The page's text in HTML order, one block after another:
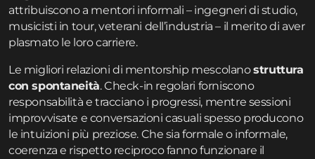
attribuiscono a mentori informali – ingegneri di studio,
musicisti in tour, veterani dell’industria – il merito di aver
plasmato le loro carriere.
Le migliori relazioni di mentorship mescolanostruttura
con spontaneità. Check-in regolari forniscono
responsabilità e tracciano i progressi, mentre sessioni
improvvisate e conversazioni casuali spesso producono
le intuizioni più preziose. Che sia formale o informale,
coerenza e rispetto reciproco fanno funzionare il